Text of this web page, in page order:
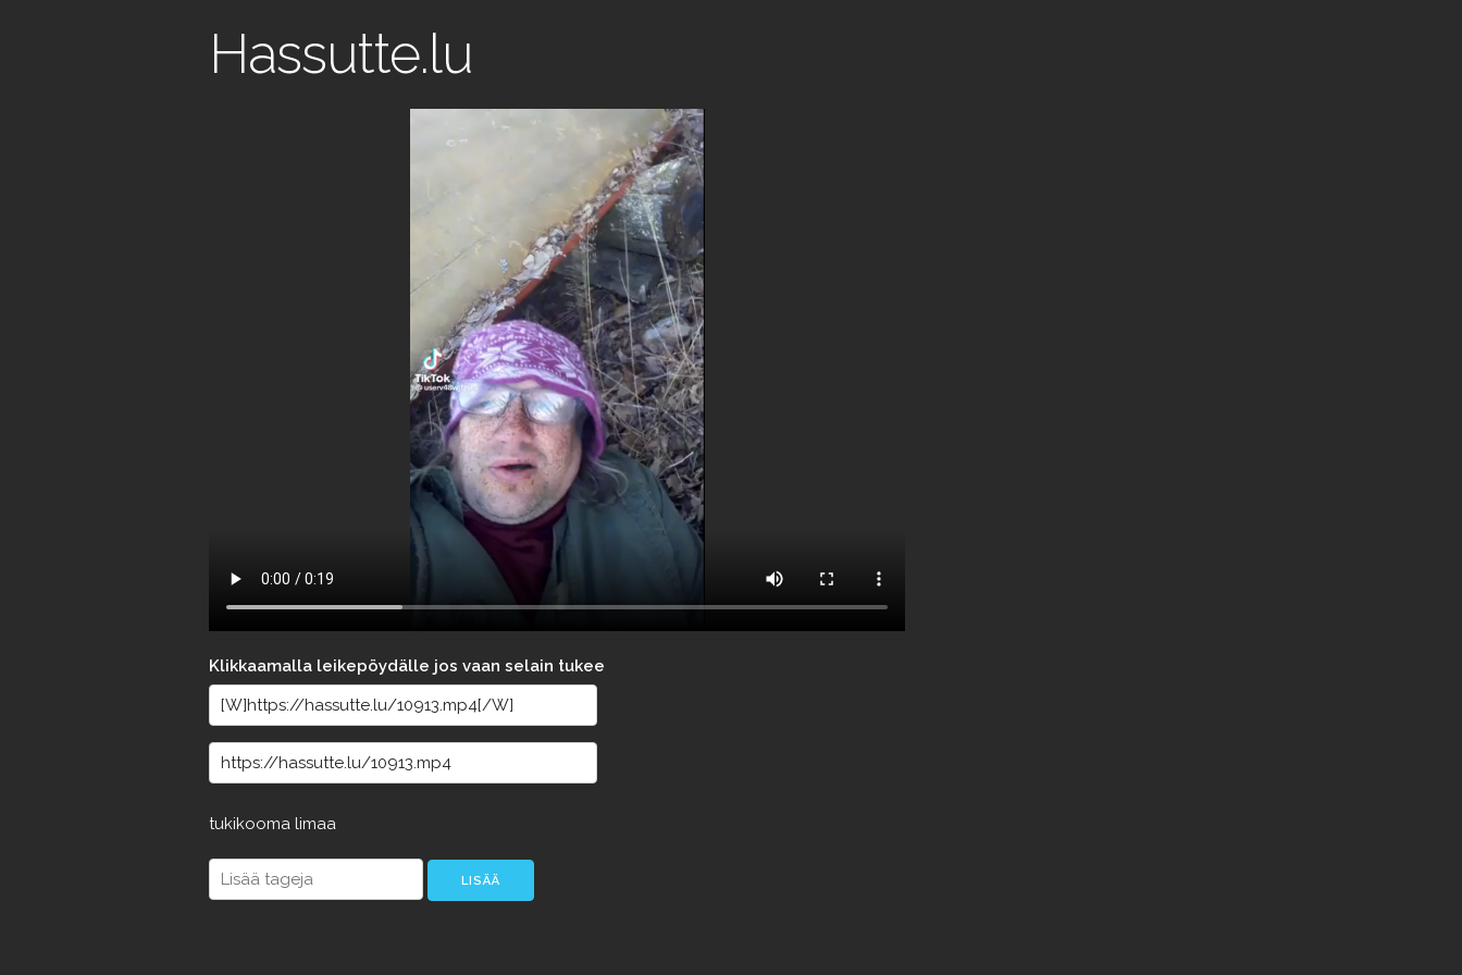
Hassutte.lu
Klikkaamalla leikepöydälle jos vaan selain tukee
tukikooma limaa